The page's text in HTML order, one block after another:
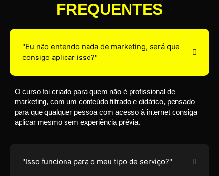
FREQUENTES
"Eu não entendo nada de marketing, será que
consigo aplicar isso?"
O curso foi criado para quem não é profissional de
marketing, com um conteúdo filtrado e didático, pensado
para que qualquer pessoa com acesso à internet consiga
aplicar mesmo sem experiência prévia.
"Isso funciona para o meu tipo de serviço?"